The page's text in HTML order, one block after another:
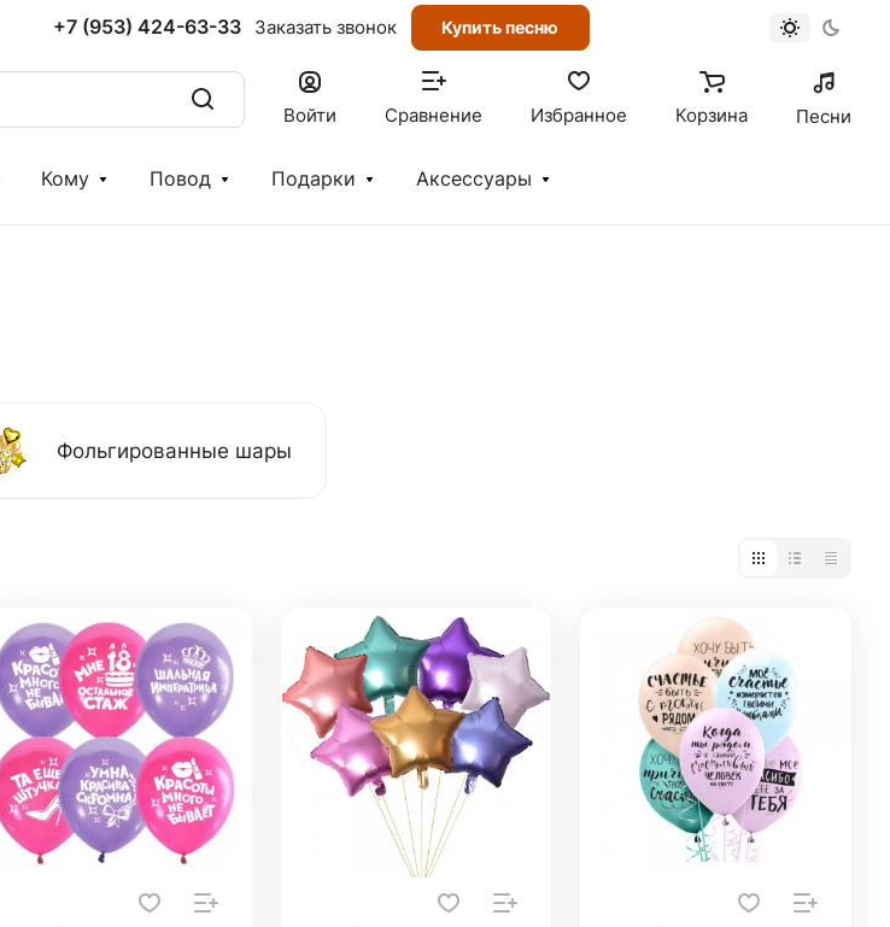
+7 (953) 424-63-33 Заказать звонок Купить песню
Войти Сравнение Избранное Корзина Песни
Кому Повод Подарки Аксессуары
Фольгированные шары